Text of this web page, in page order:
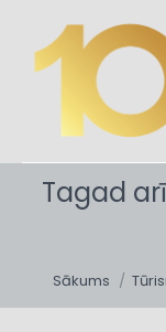
Tagad
Sākums